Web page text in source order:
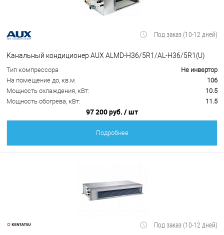
Под заказ (10-12 дней)
Канальный кондиционер AUX ALMD-H36/5R1/AL-H36/5R1(U)
Тип компрессора
Не инвертор
На помещение до, кв.м
106
Мощность охлаждения, кВт:
10.5
Мощность обогрева, кВт:
11.5
97 200 руб. / шт
Подробнее
Под заказ (10-12 дней)